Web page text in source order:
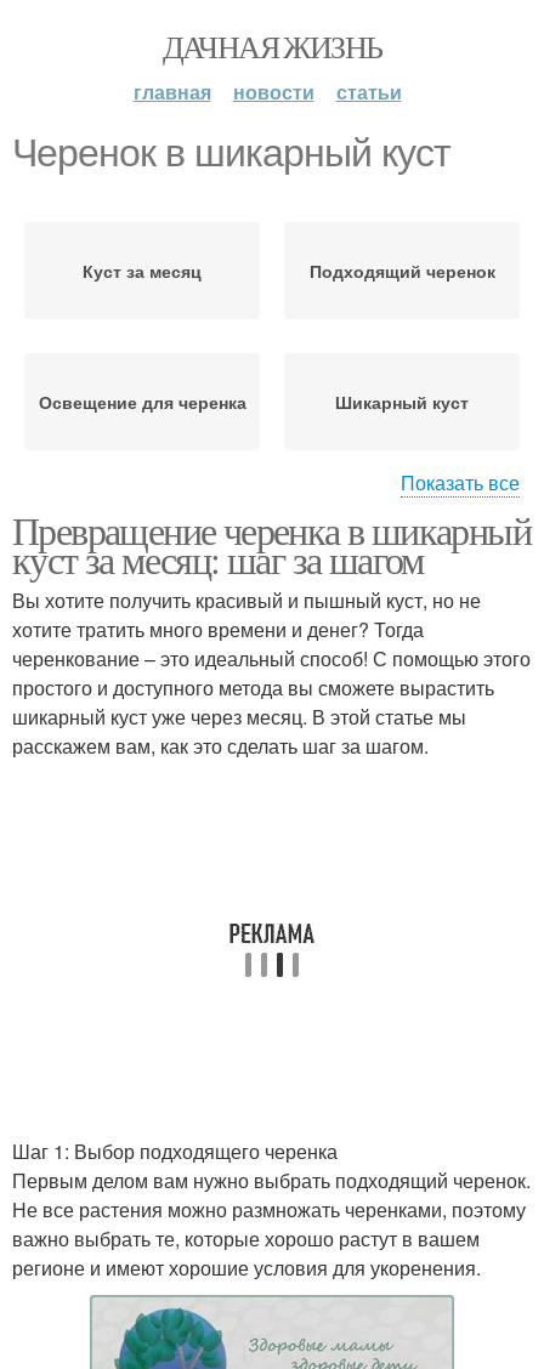
ДАЧНАЯ ЖИЗНЬ
главная новости статьи
Черенок в шикарный куст
Куст за месяц Подходящий черенок
Освещение для черенка Шикарный куст
Зелёные черенки
Показать все
Превращение черенка в шикарный
куст за месяц: шаг за шагом
Вы хотите получить красивый и пышный куст, но не
хотите тратить много времени и денег? Тогда
черенкование – это идеальный способ! С помощью этого
простого и доступного метода вы сможете вырастить
шикарный куст уже через месяц. В этой статье мы
расскажем вам, как это сделать шаг за шагом.
Шаг 1: Выбор подходящего черенка
Первым делом вам нужно выбрать подходящий черенок.
Не все растения можно размножать черенками, поэтому
важно выбрать те, которые хорошо растут в вашем
регионе и имеют хорошие условия для укоренения.